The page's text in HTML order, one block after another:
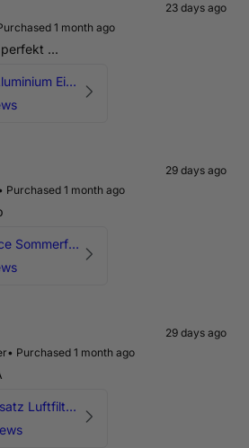
23 days ago
1 month ago
...
MQB Billet Aluminium Einsatz Drehmomentstütze - DOGBONE für Audi RS3, TTRS, RSQ3
29 days ago
Purchased 1 month ago
HPerformance Sommerfest 2026
29 days ago
• Purchased 1 month ago
Konischer Ersatz Luftfilter Pilz - 4" & 5" Offene Ansaugung